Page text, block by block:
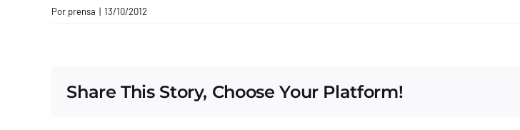
Por prensa | 13/10/2012
Share This Story, Choose Your Platform!